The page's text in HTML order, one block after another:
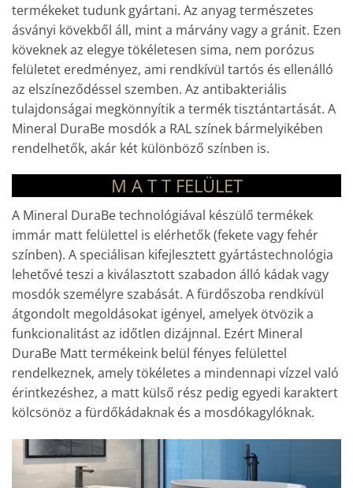
termékeket tudunk gyártani. Az anyag természetes
ásványi kövekből áll, mint a márvány vagy a gránit. Ezen
köveknek az elegye tökéletesen sima, nem porózus
felületet eredményez, ami rendkívül tartós és ellenálló
az elszíneződéssel szemben. Az antibakteriális
tulajdonságai megkönnyítik a termék tisztántartását. A
Mineral DuraBe mosdók a RAL színek bármelyikében
rendelhetők, akár két különböző színben is.
M A T TFELÜLET
A Mineral DuraBe technológiával készülő termékek
immár matt felülettel is elérhetők (fekete vagy fehér
színben). A speciálisan kifejlesztett gyártástechnológia
lehetővé teszi a kiválasztott szabadon álló kádak vagy
mosdók személyre szabását. A fürdőszoba rendkívül
átgondolt megoldásokat igényel, amelyek ötvözik a
funkcionalitást az időtlen dizájnnal. Ezért Mineral
DuraBe Matt termékeink belül fényes felülettel
rendelkeznek, amely tökéletes a mindennapi vízzel való
érintkezéshez, a matt külső rész pedig egyedi karaktert
kölcsönöz a fürdőkádaknak és a mosdókagylóknak.